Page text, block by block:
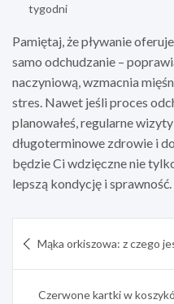
tygodni
Pamiętaj, że pływanie
samo odchudzanie –
naczyniową, wzmacnia
stres. Nawet jeśli proces
planowałeś, regularne
długoterminowe zdrowie i
będzie Ci wdzięczne nie
lepszą kondycję i sprawność.
wpisu
Mąka orkiszowa: z czego
Czerwone kartki w